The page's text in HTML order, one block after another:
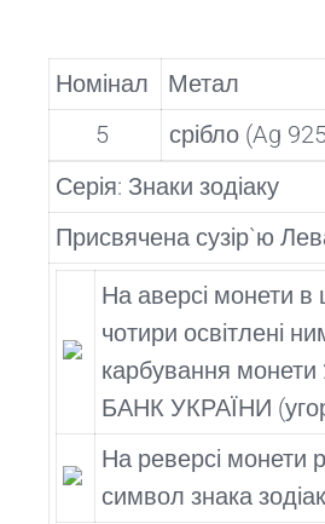
Номінал Метал
5
срібло (Ag
Серія: Знаки зодіаку
Присвячена сузір`ю
На аверсі монети в
чотири освітлені
карбування
БАНК УКРАЇНИ
На реверсі монети
символ знака